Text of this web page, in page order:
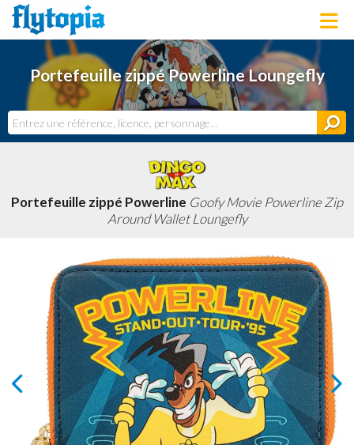
LOUNGEFLY
LICENCES
NOUVEAUTÉS
BONS PLANS
ACTUALITÉS
DERNIERS AJOUTS
Portefeuille zippé Powerline Loungefly
Portefeuille zippé Powerline Goofy Movie Powerline Zip
Around Wallet Loungefly
next